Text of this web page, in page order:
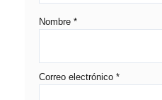
Nombre *
Correo electrónico *